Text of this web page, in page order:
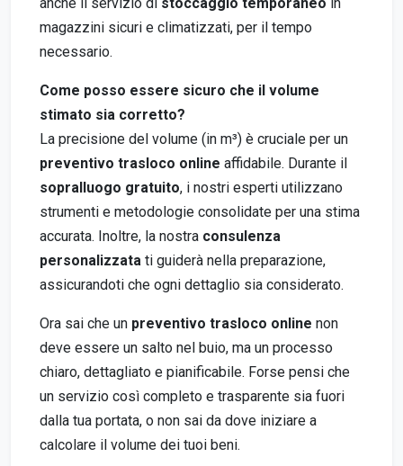
magazzini sicuri e climatizzati, per il tempo
necessario.
Come posso essere sicuro che il volume
stimato sia corretto?
La precisione del volume (in m³) è cruciale per un
preventivo trasloco online affidabile. Durante il
sopralluogo gratuito, i nostri esperti utilizzano
strumenti e metodologie consolidate per una stima
accurata. Inoltre, la nostra consulenza
personalizzata ti guiderà nella preparazione,
assicurandoti che ogni dettaglio sia considerato.
Ora sai che un preventivo trasloco online non
deve essere un salto nel buio, ma un processo
chiaro, dettagliato e pianificabile. Forse pensi che
un servizio così completo e trasparente sia fuori
dalla tua portata, o non sai da dove iniziare a
calcolare il volume dei tuoi beni.